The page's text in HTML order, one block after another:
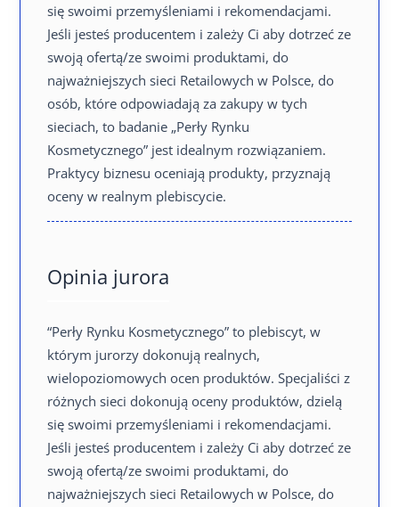
się swoimi przemyśleniami i rekomendacjami.
Jeśli jesteś producentem i zależy Ci aby dotrzeć ze
swoją ofertą/ze swoimi produktami, do
najważniejszych sieci Retailowych w Polsce, do
osób, które odpowiadają za zakupy w tych
sieciach, to badanie „Perły Rynku
Kosmetycznego” jest idealnym rozwiązaniem.
Praktycy biznesu oceniają produkty, przyznają
oceny w realnym plebiscycie.
Opinia jurora
“Perły Rynku Kosmetycznego” to plebiscyt, w
którym jurorzy dokonują realnych,
wielopoziomowych ocen produktów. Specjaliści z
różnych sieci dokonują oceny produktów, dzielą
się swoimi przemyśleniami i rekomendacjami.
Jeśli jesteś producentem i zależy Ci aby dotrzeć ze
swoją ofertą/ze swoimi produktami, do
najważniejszych sieci Retailowych w Polsce, do